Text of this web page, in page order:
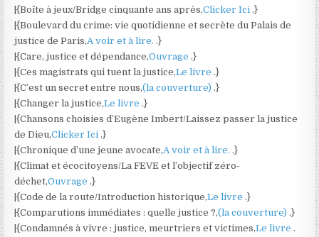
|{Boîte à jeux/Bridge cinquante ans après,Clicker Ici .}
|{Boulevard du crime: vie quotidienne et secrète du Palais de
justice de Paris,A voir et à lire. .}
|{Care, justice et dépendance,Ouvrage .}
|{Ces magistrats qui tuent la justice,Le livre .}
|{C’est un secret entre nous,(la couverture) .}
|{Changer la justice,Le livre .}
|{Chansons choisies d’Eugène Imbert/Laissez passer la justice
de Dieu,Clicker Ici .}
|{Chronique d’une jeune avocate,A voir et à lire. .}
|{Climat et écocitoyens/La FEVE et l’objectif zéro-
déchet,Ouvrage .}
|{Code de la route/Introduction historique,Le livre .}
|{Comparutions immédiates : quelle justice ?,(la couverture) .}
|{Condamnés à vivre : justice, meurtriers et victimes,Le livre .